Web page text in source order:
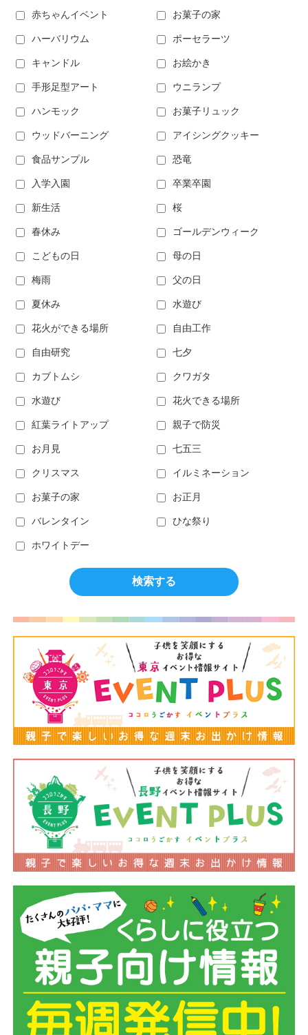
赤ちゃんイベント お菓子の家
ハーバリウム ポーセラーツ
キャンドル お絵かき
手形足型アート ウニランプ
ハンモック お菓子リュック
ウッドバーニング アイシングクッキー
食品サンプル 恐竜
入学入園 卒業卒園
新生活 桜
春休み ゴールデンウィーク
こどもの日 母の日
梅雨 父の日
夏休み 水遊び
花火ができる場所 自由工作
自由研究 七夕
カブトムシ クワガタ
水遊び 花火できる場所
紅葉ライトアップ 親子で防災
お月見 七五三
クリスマス イルミネーション
お菓子の家 お正月
バレンタイン ひな祭り
ホワイトデー